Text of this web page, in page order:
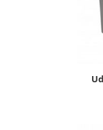
uden7dap elemento neutro